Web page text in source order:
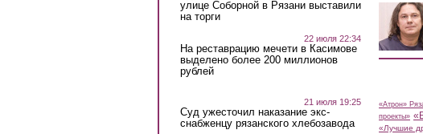
улице Соборной в Рязани выставили
на торги
22 июля 22:34
На реставрацию мечети в Касимове
выделено более 200 миллионов
рублей
21 июля 19:25
Суд ужесточил наказание экс-
снабженцу рязанского хлебозавода
«Атрон»
проекты»
«Лучшие